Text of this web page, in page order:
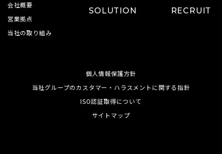
会社概要
営業拠点
当社の取り組み
SOLUTION
RECRUIT
個人情報保護方針
当社グループのカスタマー・ハラスメントに関する指針
ISO認証取得について
サイトマップ